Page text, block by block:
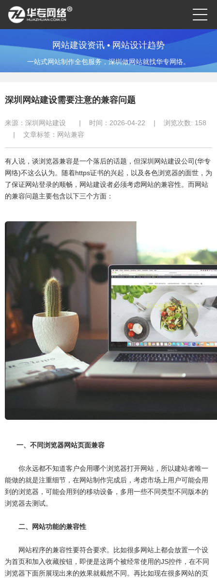
网站建设资讯 • 网站设计趋势
一站式网站制作全包服务，深圳做网站就找华专网络。
深圳网站建设需要注意的兼容问题
来源： 深圳网站建设 | 时间：2026-04-22 | 浏览次数: 158
|
文章标签： 网站兼容
有人说，谈浏览器兼容是一个落后的话题，但深圳网站建设公司(华专
网络)不这么认为。随着https证书的兴起，以及各色浏览器的面世，为
了保证网站登录的顺畅，网站建设者必须考虑网站的兼容性。而网站
的兼容问题主要包含以下三个方面：
一、不同浏览器网站页面兼容
你永远都不知道客户会用哪个浏览器打开网站，所以建站者唯一
能做的就是注重细节，在网站制作完成后，考虑市场上用户可能会用
到的浏览器，可能会用到的移动设备，多用一些不同类型不同版本的
浏览器去测试。
二、网站功能的兼容性
网站程序的兼容性要符合要求。比如很多网站上都会放置一个设
为首页和加入收藏按钮，即便是这两个被经常使用的JS控件，在不同
浏览器下面所展现出来的效果就截然不同。再比如现在很多网站的页